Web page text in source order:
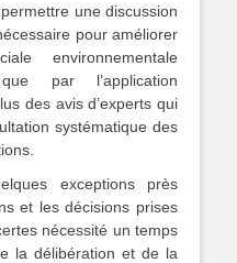
une discussion
pour améliorer
environnementale
par l’application
des avis d’experts qui
systématique des
exceptions près
et les décisions prises
nécessité un temps
la délibération et de la